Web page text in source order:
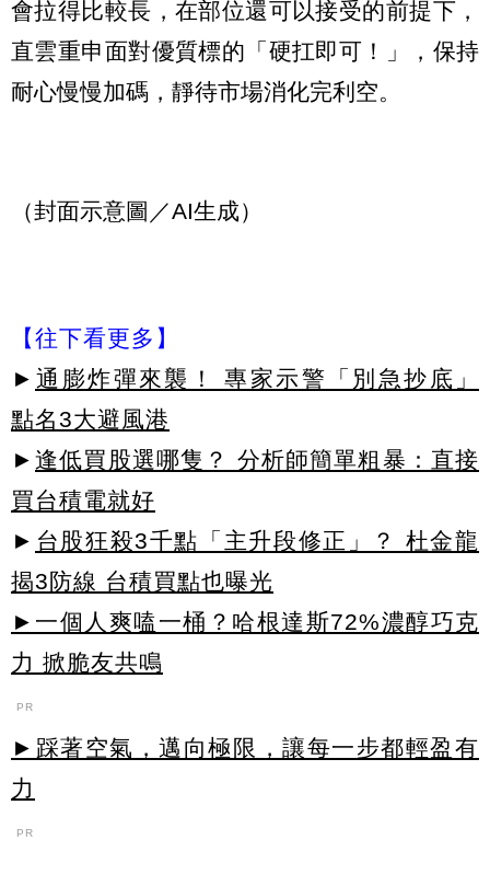
會拉得比較長，在部位還可以接受的前提下，
直雲重申面對優質標的「硬扛即可！」，保持
耐心慢慢加碼，靜待市場消化完利空。
（封面示意圖／AI生成）
【往下看更多】
► 通膨炸彈來襲！ 專家示警「別急抄底」
點名3大避風港
► 逢低買股選哪隻？ 分析師簡單粗暴：直接
買台積電就好
► 台股狂殺3千點「主升段修正」？ 杜金龍
揭3防線 台積買點也曝光
►一個人爽嗑一桶？哈根達斯72%濃醇巧克
力 掀脆友共鳴
PR
►踩著空氣，邁向極限，讓每一步都輕盈有
力
PR